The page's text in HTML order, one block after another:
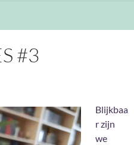
#3
Blijkbaa
r zijn
we